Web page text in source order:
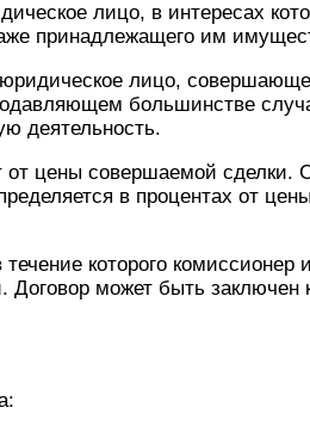
лицо, в интересах
принадлежащего им
лицо,
большинстве
деятельность.
от цены совершаемой сделки.
в процентах от
которого комиссионер
Договор может быть заключен